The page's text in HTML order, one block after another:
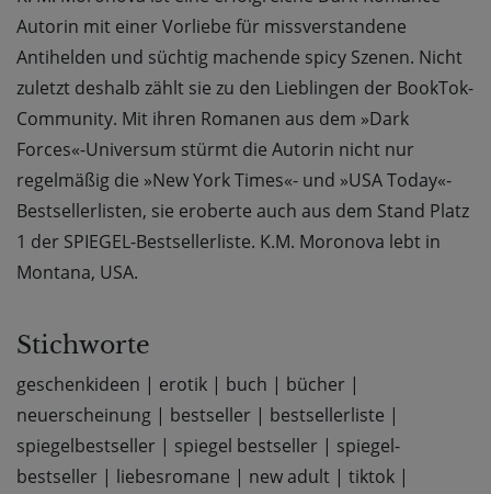
Autorin mit einer Vorliebe für missverstandene
Antihelden und süchtig machende spicy Szenen. Nicht
zuletzt deshalb zählt sie zu den Lieblingen der BookTok-
Community. Mit ihren Romanen aus dem »Dark
Forces«-Universum stürmt die Autorin nicht nur
regelmäßig die »New York Times«- und »USA Today«-
Bestsellerlisten, sie eroberte auch aus dem Stand Platz
1 der SPIEGEL-Bestsellerliste. K.M. Moronova lebt in
Montana, USA.
Stichworte
geschenkideen | erotik | buch | bücher |
neuerscheinung | bestseller | bestsellerliste |
spiegelbestseller | spiegel bestseller | spiegel-
bestseller | liebesromane | new adult | tiktok |